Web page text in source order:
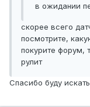
в ожидании
скорее всего
посмотрите,
покурите форум,
рулит
Спасибо буду искать